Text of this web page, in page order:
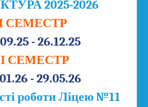
2025-2026
СЕМЕСТР
- 26.12.25
СЕМЕСТР
- 29.05.26
роботи Ліцею №11